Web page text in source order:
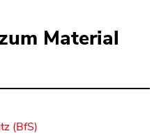
Material
(BfS)